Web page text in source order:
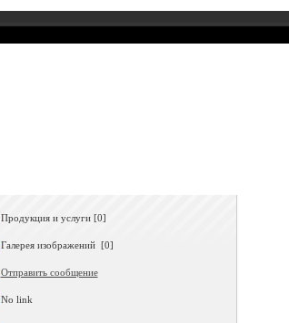
Продукция и услуги [0]
Галерея изображений [0]
Отправить сообщение
No link